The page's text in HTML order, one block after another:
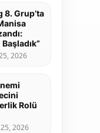
8. Grup’ta
2026
Rolü
2026